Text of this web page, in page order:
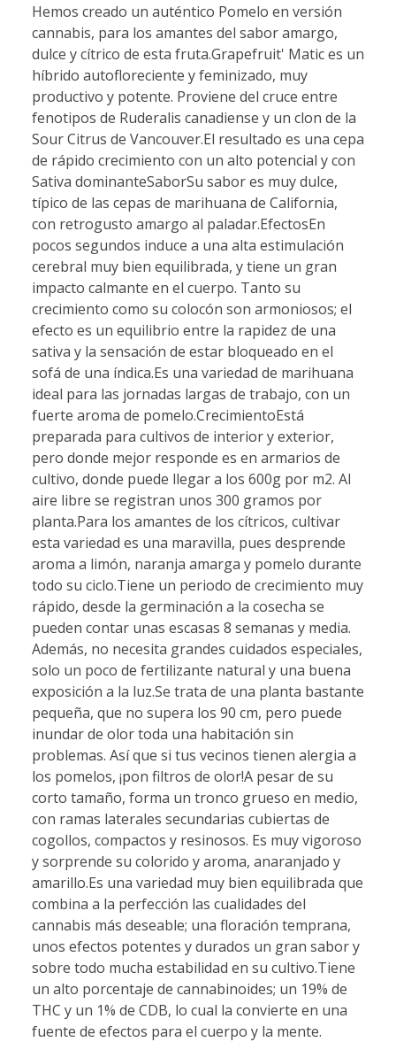
Hemos creado un auténtico Pomelo en versión
cannabis, para los amantes del sabor amargo,
dulce y cítrico de esta fruta.Grapefruit' Matic es un
híbrido autofloreciente y feminizado, muy
productivo y potente. Proviene del cruce entre
fenotipos de Ruderalis canadiense y un clon de la
Sour Citrus de Vancouver.El resultado es una cepa
de rápido crecimiento con un alto potencial y con
Sativa dominanteSaborSu sabor es muy dulce,
típico de las cepas de marihuana de California,
con retrogusto amargo al paladar.EfectosEn
pocos segundos induce a una alta estimulación
cerebral muy bien equilibrada, y tiene un gran
impacto calmante en el cuerpo. Tanto su
crecimiento como su colocón son armoniosos; el
efecto es un equilibrio entre la rapidez de una
sativa y la sensación de estar bloqueado en el
sofá de una índica.Es una variedad de marihuana
ideal para las jornadas largas de trabajo, con un
fuerte aroma de pomelo.CrecimientoEstá
preparada para cultivos de interior y exterior,
pero donde mejor responde es en armarios de
cultivo, donde puede llegar a los 600g por m2. Al
aire libre se registran unos 300 gramos por
planta.Para los amantes de los cítricos, cultivar
esta variedad es una maravilla, pues desprende
aroma a limón, naranja amarga y pomelo durante
todo su ciclo.Tiene un periodo de crecimiento muy
rápido, desde la germinación a la cosecha se
pueden contar unas escasas 8 semanas y media.
Además, no necesita grandes cuidados especiales,
solo un poco de fertilizante natural y una buena
exposición a la luz.Se trata de una planta bastante
pequeña, que no supera los 90 cm, pero puede
inundar de olor toda una habitación sin
problemas. Así que si tus vecinos tienen alergia a
los pomelos, ¡pon filtros de olor!A pesar de su
corto tamaño, forma un tronco grueso en medio,
con ramas laterales secundarias cubiertas de
cogollos, compactos y resinosos. Es muy vigoroso
y sorprende su colorido y aroma, anaranjado y
amarillo.Es una variedad muy bien equilibrada que
combina a la perfección las cualidades del
cannabis más deseable; una floración temprana,
unos efectos potentes y durados un gran sabor y
sobre todo mucha estabilidad en su cultivo.Tiene
un alto porcentaje de cannabinoides; un 19% de
THC y un 1% de CDB, lo cual la convierte en una
fuente de efectos para el cuerpo y la mente.